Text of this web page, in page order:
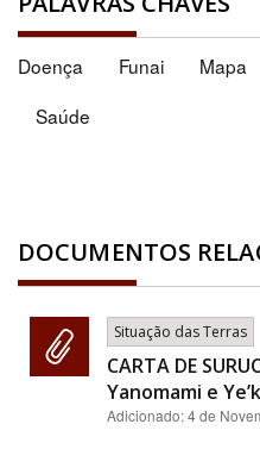
Doença Funai Mapa
Saúde
DOCUMENTOS
Situação das Terras
CARTA DE
Yanomami e
Adicionado:4 de